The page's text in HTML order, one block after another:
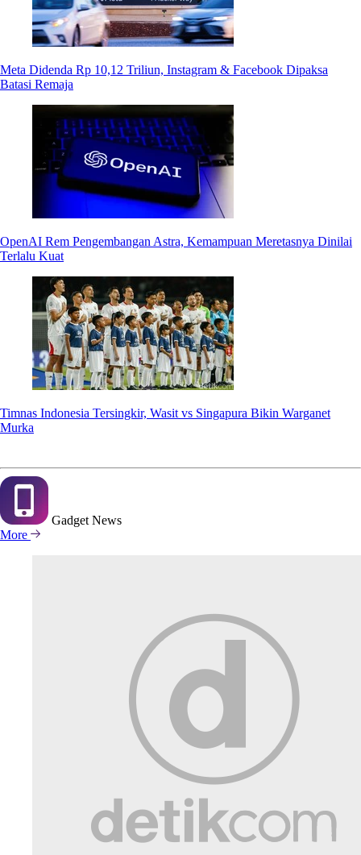
Meta Didenda Rp 10,12 Triliun, Instagram & Facebook Dipaksa
Batasi Remaja
OpenAI Rem Pengembangan Astra, Kemampuan Meretasnya Dinilai
Terlalu Kuat
Timnas Indonesia Tersingkir, Wasit vs Singapura Bikin Warganet
Murka
Gadget News
More